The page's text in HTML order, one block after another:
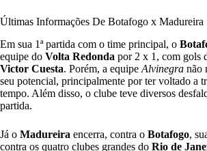
Últimas Informações De Botafogo x Madureira
Em sua 1ª partida com o time principal, o
equipe do Volta Redonda por 2 x 1, com gols
Victor Cuesta. Porém, a equipe Alvinegra não
seu potencial, principalmente por ter voltado a
tempo. Além disso, o clube teve diversos
partida.
Já o Madureira encerra, contra o Botafogo,
contra os quatro clubes grandes do Rio de